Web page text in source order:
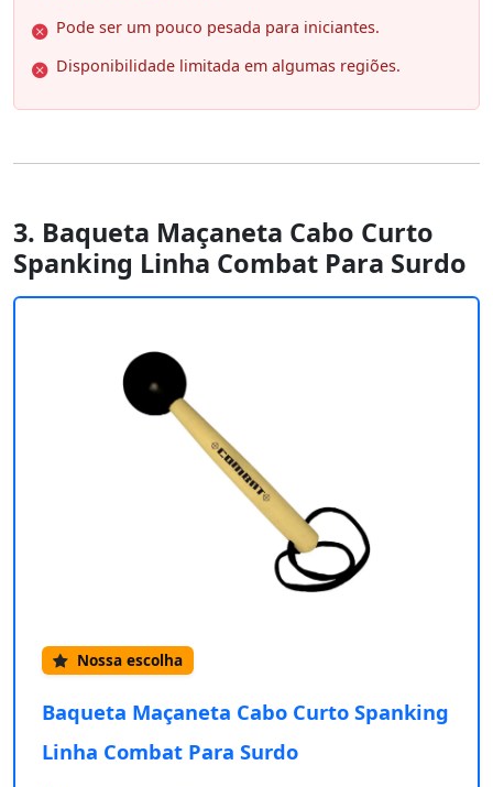
Pode ser um pouco pesada para iniciantes.
Disponibilidade limitada em algumas regiões.
3. Baqueta Maçaneta Cabo Curto
Spanking Linha Combat Para Surdo
Nossa escolha
Baqueta Maçaneta Cabo Curto Spanking
Linha Combat Para Surdo